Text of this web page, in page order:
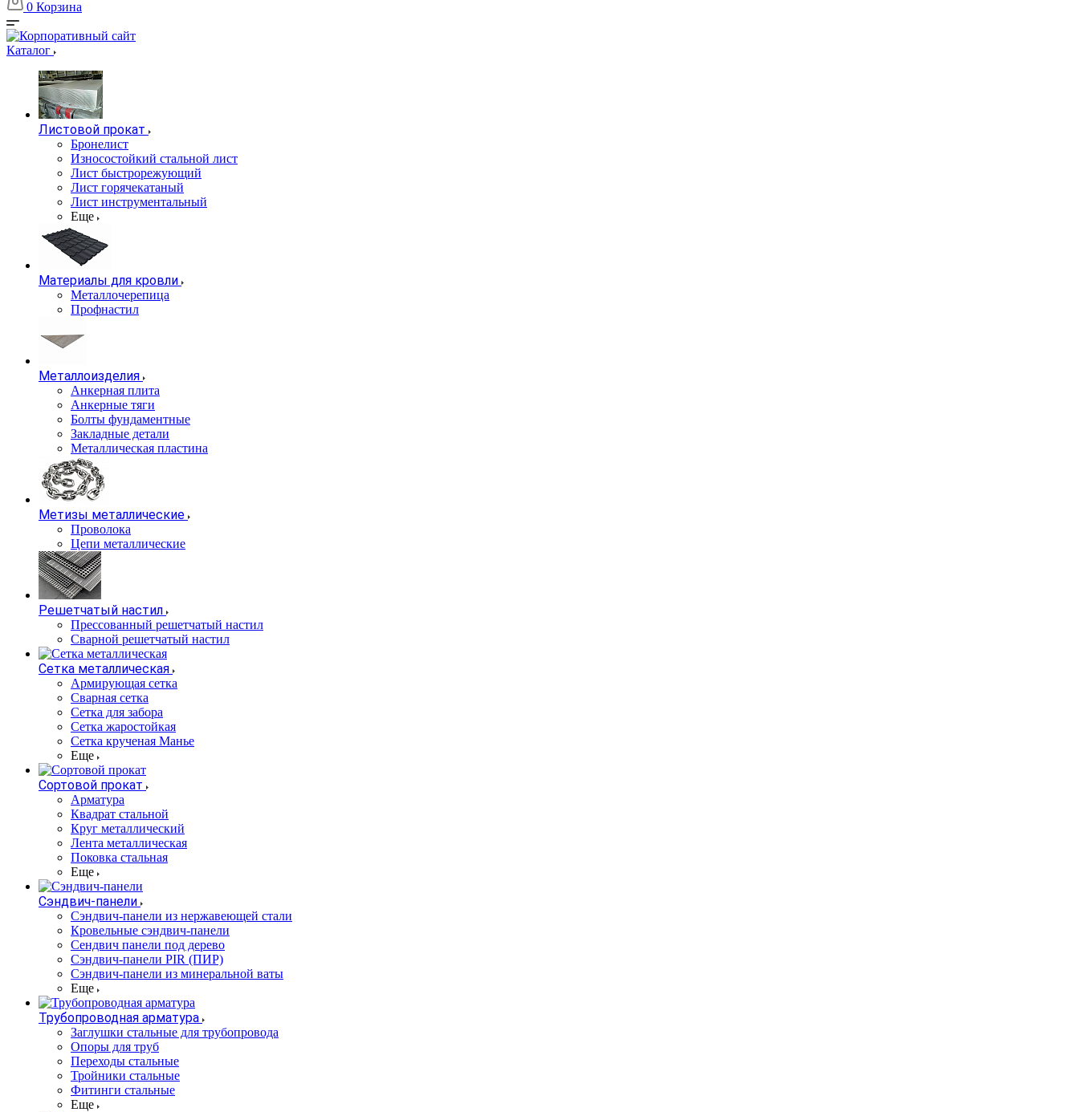
0 Корзина
Каталог
Листовой прокат
Бронелист
Износостойкий стальной лист
Лист быстрорежующий
Лист горячекатаный
Лист инструментальный
Еще
Материалы для кровли
Металлочерепица
Профнастил
Металлоизделия
Анкерная плита
Анкерные тяги
Болты фундаментные
Закладные детали
Металлическая пластина
Метизы металлические
Проволока
Цепи металлические
Решетчатый настил
Прессованный решетчатый настил
Сварной решетчатый настил
Сетка металлическая
Армирующая сетка
Сварная сетка
Сетка для забора
Сетка жаростойкая
Сетка крученая Манье
Еще
Сортовой прокат
Арматура
Квадрат стальной
Круг металлический
Лента металлическая
Поковка стальная
Еще
Сэндвич-панели
Cэндвич-панели из нержавеющей стали
Кровельные сэндвич-панели
Сендвич панели под дерево
Сэндвич-панели PIR (ПИР)
Сэндвич-панели из минеральной ваты
Еще
Трубопроводная арматура
Заглушки стальные для трубопровода
Опоры для труб
Переходы стальные
Тройники стальные
Фитинги стальные
Еще